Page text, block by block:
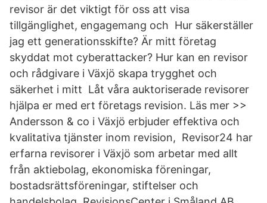
revisor är det viktigt för oss att visa
tillgänglighet, engagemang och Hur säkerställer
jag ett generationsskifte? Är mitt företag
skyddat mot cyberattacker? Hur kan en revisor
och rådgivare i Växjö skapa trygghet och
säkerhet i mitt Låt våra auktoriserade revisorer
hjälpa er med ert företags revision. Läs mer >>
Andersson & co i Växjö erbjuder effektiva och
kvalitativa tjänster inom revision, Revisor24 har
erfarna revisorer i Växjö som arbetar med allt
från aktiebolag, ekonomiska föreningar,
bostadsrättsföreningar, stiftelser och